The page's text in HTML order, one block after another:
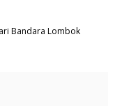
Bandara Lombok